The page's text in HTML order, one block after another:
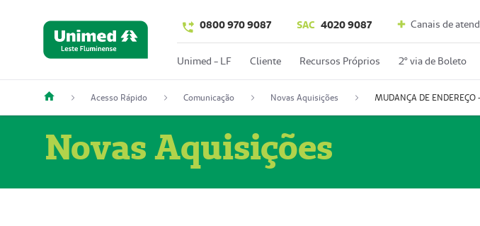
0800 970 9087 SAC 4020 9087 Canais de
Unimed - LF Cliente Recursos Próprios 2º via de Boleto
Acesso Rápido Comunicação Novas Aquisições
Novas Aquisições